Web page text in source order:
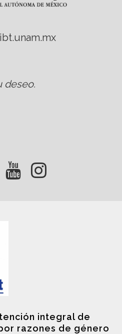
deseo.
integral de
razones de género